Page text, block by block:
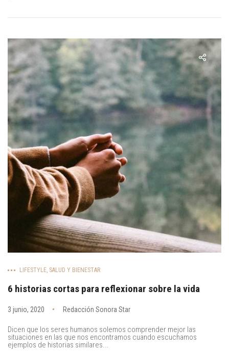
LIFESTYLE, SALUD Y BIENESTAR
6 historias cortas para reflexionar sobre la vida
3 junio, 2020 Redacción Sonora Star
Dicen que los seres humanos solemos comprender mejor las
situaciones en las que nos encontramos cuando escuchamos
ejemplos de historias similares...